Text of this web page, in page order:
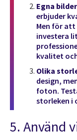
Egna
erbjuder
Men för att
investera
kvalitet
Olika
design,
foton.
storleken i
5. Använd